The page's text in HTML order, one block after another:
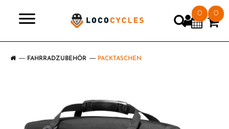
0 0
FAHRRADZUBEHÖR PACKTASCHEN